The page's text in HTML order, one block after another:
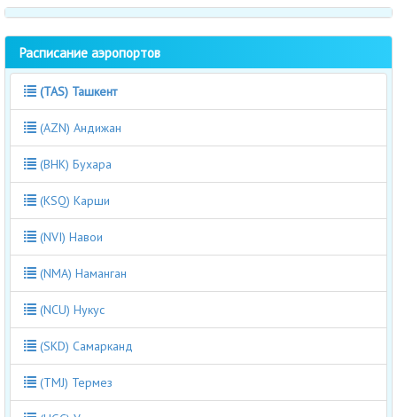
Расписание аэропортов
(TAS) Ташкент
(AZN) Андижан
(BHK) Бухара
(KSQ) Карши
(NVI) Навои
(NMA) Наманган
(NCU) Нукус
(SKD) Самарканд
(TMJ) Термез